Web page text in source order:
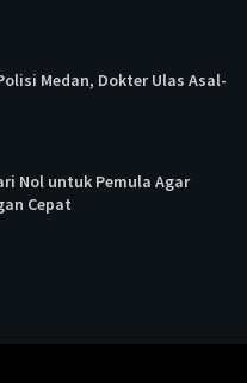
Medan, Dokter Ulas Asal-
Nol untuk Pemula Agar
Cepat